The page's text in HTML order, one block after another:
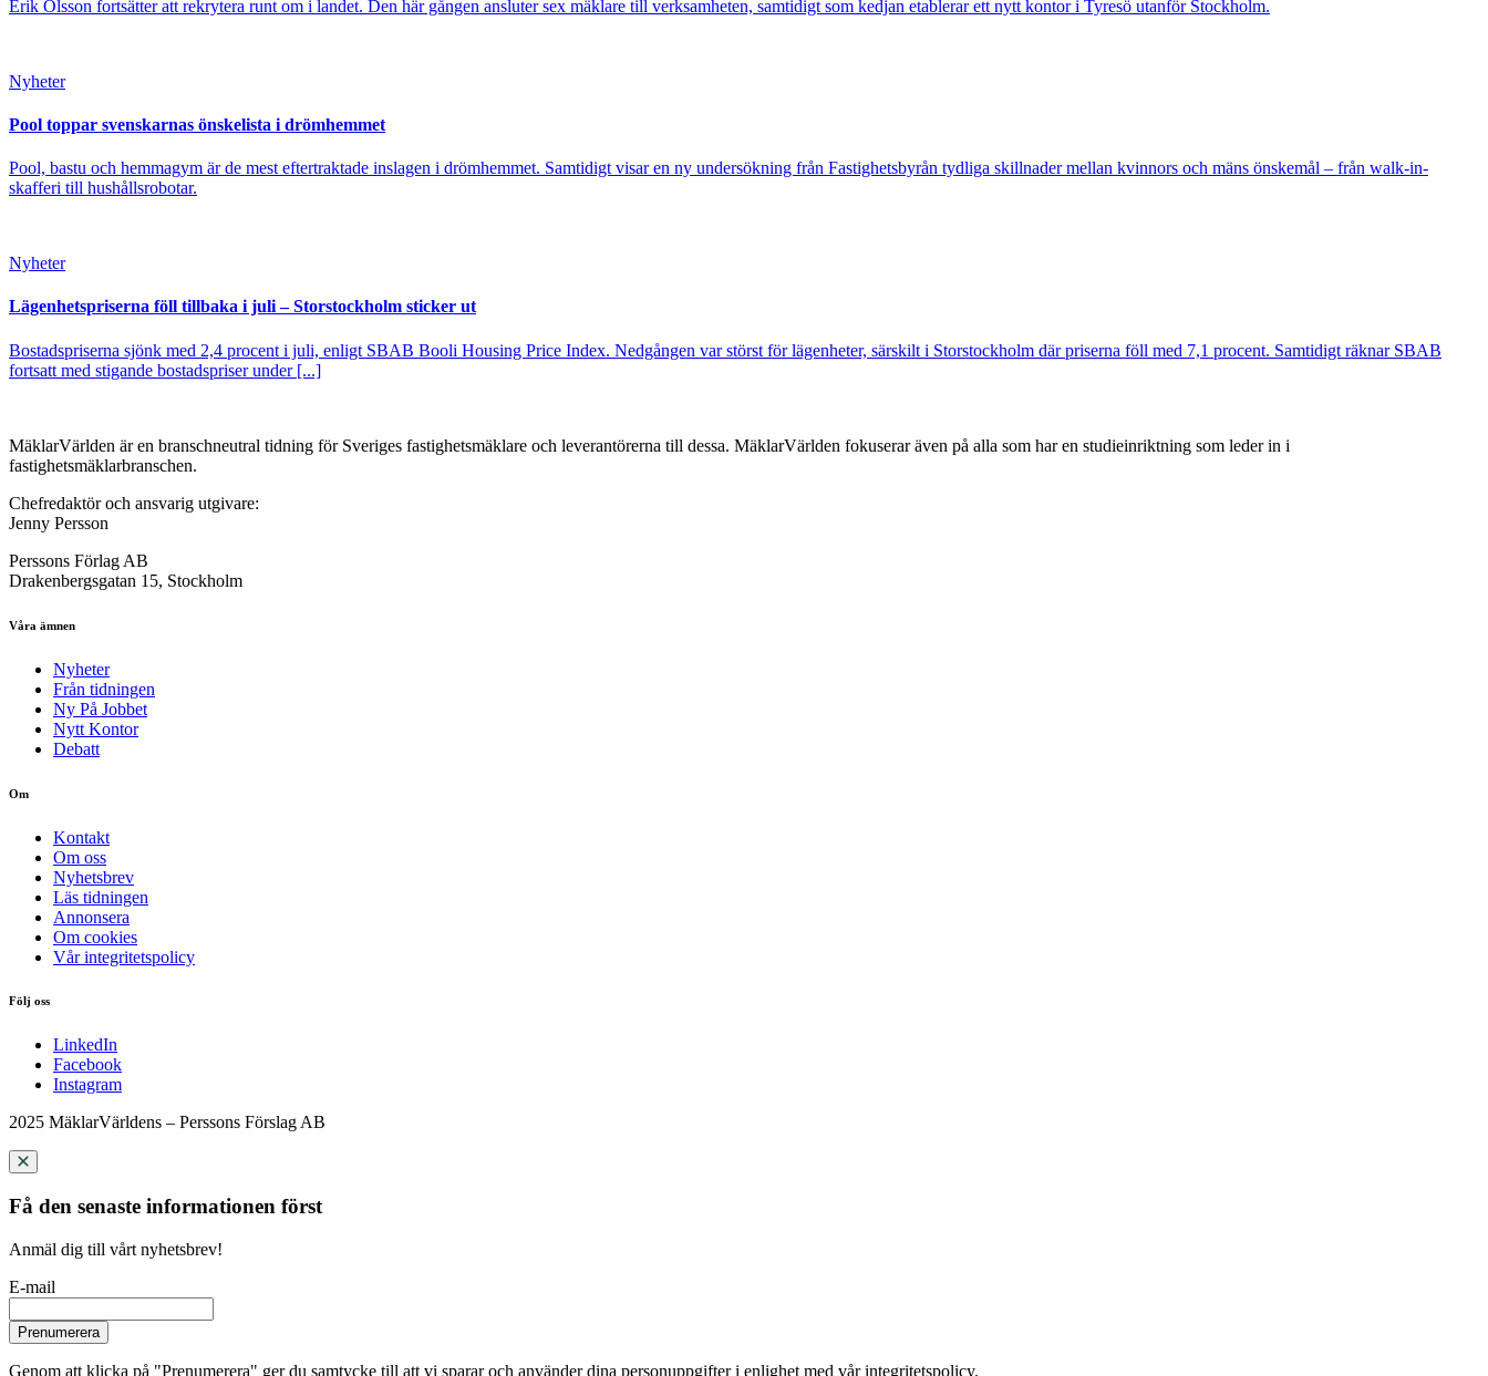
Erik Olsson fortsätter att rekrytera runt om i landet. Den här gången ansluter sex mäklare till verksamheten, samtidigt som kedjan etablerar ett nytt kontor i Tyresö utanför Stockholm.
Nyheter
Pool toppar svenskarnas önskelista i drömhemmet
Pool, bastu och hemmagym är de mest eftertraktade inslagen i drömhemmet. Samtidigt visar en ny undersökning från Fastighetsbyrån tydliga skillnader mellan kvinnors och mäns önskemål – från walk-in-
skafferi till hushållsrobotar.
Nyheter
Lägenhetspriserna föll tillbaka i juli – Storstockholm sticker ut
Bostadspriserna sjönk med 2,4 procent i juli, enligt SBAB Booli Housing Price Index. Nedgången var störst för lägenheter, särskilt i Storstockholm där priserna föll med 7,1 procent. Samtidigt räknar SBAB
fortsatt med stigande bostadspriser under [...]
MäklarVärlden är en branschneutral tidning för Sveriges fastighetsmäklare och leverantörerna till dessa. MäklarVärlden fokuserar även på alla som har en studieinriktning som leder in i
fastighetsmäklarbranschen.
Chefredaktör och ansvarig utgivare:
Jenny Persson
Perssons Förlag AB
Drakenbergsgatan 15, Stockholm
Våra ämnen
Nyheter
Från tidningen
Ny På Jobbet
Nytt Kontor
Debatt
Om
Kontakt
Om oss
Nyhetsbrev
Läs tidningen
Annonsera
Om cookies
Vår integritetspolicy
Följ oss
LinkedIn
Facebook
Instagram
2025 MäklarVärldens – Perssons Förslag AB
Få den senaste informationen först
Anmäl dig till vårt nyhetsbrev!
E-mail
Prenumerera
Genom att klicka på "Prenumerera" ger du samtycke till att vi sparar och använder dina personuppgifter i enlighet med vår integritetspolicy.